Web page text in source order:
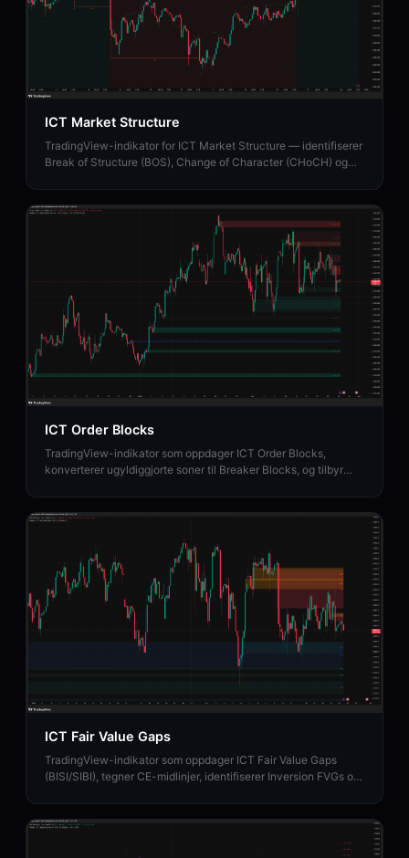
ICT Market Structure
TradingView-indikator for ICT Market Structure — identifiserer
Break of Structure (BOS), Change of Character (CHoCH) og
ICT Order Blocks
TradingView-indikator som oppdager ICT Order Blocks,
konverterer ugyldiggjorte soner til Breaker Blocks, og tilbyr
ICT Fair Value Gaps
TradingView-indikator som oppdager ICT Fair Value Gaps
(BISI/SIBI), tegner CE-midlinjer, identifiserer Inversion FVGs og